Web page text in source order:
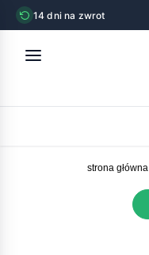
14 dni na zwrot
strona główna